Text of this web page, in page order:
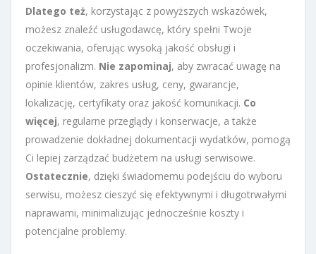
Dlatego też, korzystając z powyższych wskazówek,
możesz znaleźć usługodawcę, który spełni Twoje
oczekiwania, oferując wysoką jakość obsługi i
profesjonalizm. Nie zapominaj, aby zwracać uwagę na
opinie klientów, zakres usług, ceny, gwarancje,
lokalizację, certyfikaty oraz jakość komunikacji. Co
więcej, regularne przeglądy i konserwacje, a także
prowadzenie dokładnej dokumentacji wydatków, pomogą
Ci lepiej zarządzać budżetem na usługi serwisowe.
Ostatecznie, dzięki świadomemu podejściu do wyboru
serwisu, możesz cieszyć się efektywnymi i długotrwałymi
naprawami, minimalizując jednocześnie koszty i
potencjalne problemy.